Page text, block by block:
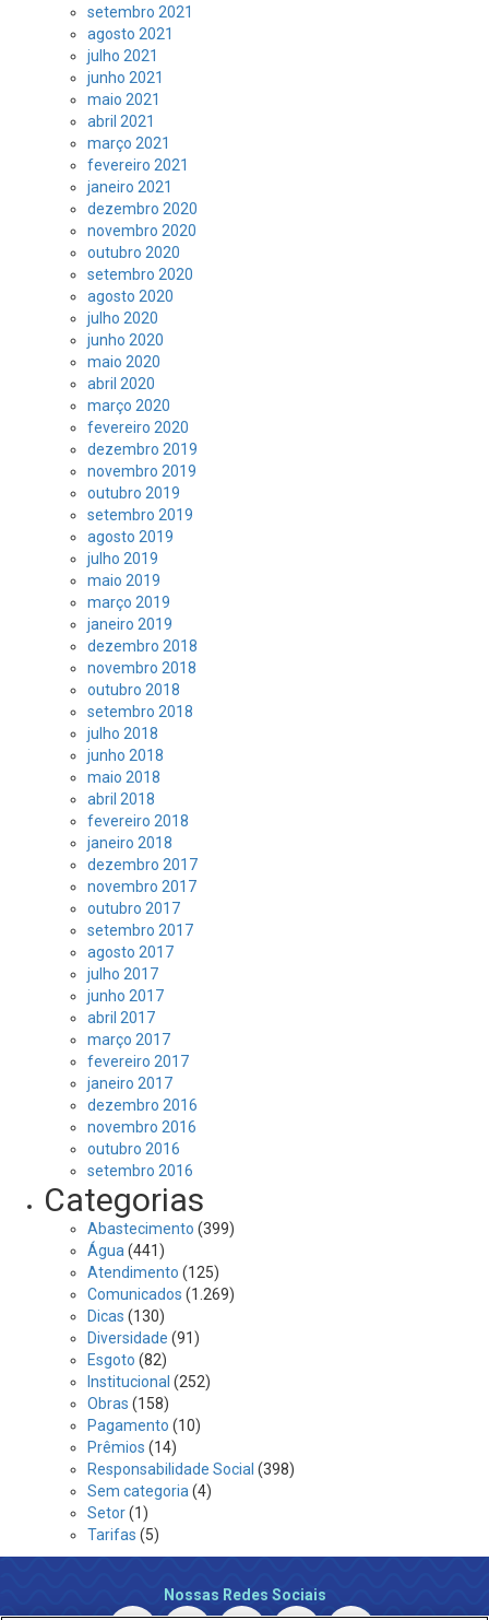
setembro 2021
agosto 2021
julho 2021
junho 2021
maio 2021
abril 2021
março 2021
fevereiro 2021
janeiro 2021
dezembro 2020
novembro 2020
outubro 2020
setembro 2020
agosto 2020
julho 2020
junho 2020
maio 2020
abril 2020
março 2020
fevereiro 2020
dezembro 2019
novembro 2019
outubro 2019
setembro 2019
agosto 2019
julho 2019
maio 2019
março 2019
janeiro 2019
dezembro 2018
novembro 2018
outubro 2018
setembro 2018
julho 2018
junho 2018
maio 2018
abril 2018
fevereiro 2018
janeiro 2018
dezembro 2017
novembro 2017
outubro 2017
setembro 2017
agosto 2017
julho 2017
junho 2017
abril 2017
março 2017
fevereiro 2017
janeiro 2017
dezembro 2016
novembro 2016
outubro 2016
setembro 2016
Categorias
Abastecimento (399)
Água (441)
Atendimento (125)
Comunicados (1.269)
Dicas (130)
Diversidade (91)
Esgoto (82)
Institucional (252)
Obras (158)
Pagamento (10)
Prêmios (14)
Responsabilidade Social (398)
Sem categoria (4)
Setor(1)
Tarifas (5)
Nossas Redes Sociais